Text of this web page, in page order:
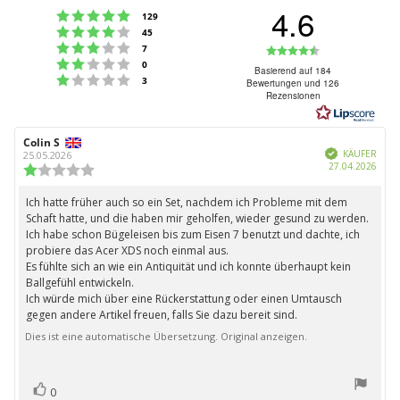
Bewertung: 5 von 5 Sternen
129
Bewertung: 4 von 5 Sternen
45
Bewertung: 3 von 5 Sternen
7
Bewertung: 2 von 5 Sternen
0
Bewertung: 1 von 5 Sternen
3
4.6
4.6
von
5
Basierend auf 184
Bewertungen und 126
Rezensionen
Autor
der
Rezension:
Colin S
25.05.2026
von
5
Sternen
Verifiziert
KÄUFER
27.04.2026
Rezensionstext:
Ich hatte früher auch so ein Set, nachdem ich Probleme mit dem
Schaft hatte, und die haben mir geholfen, wieder gesund zu werden.
Ich habe schon Bügeleisen bis zum Eisen 7 benutzt und dachte, ich
probiere das Acer XDS noch einmal aus.
Es fühlte sich an wie ein Antiquität und ich konnte überhaupt kein
Ballgefühl entwickeln.
Ich würde mich über eine Rückerstattung oder einen Umtausch
gegen andere Artikel freuen, falls Sie dazu bereit sind.
Dies ist eine automatische Übersetzung. Original anzeigen.
Stimme
0